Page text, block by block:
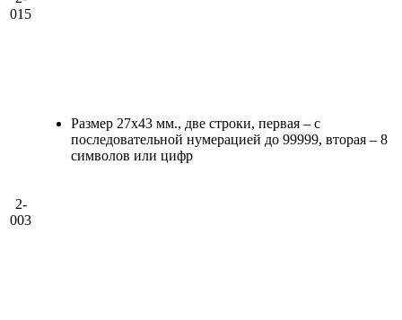
015
Размер 27х43 мм., две строки, первая – с
последовательной нумерацией до 99999, вторая – 8
символов или цифр
2-
003